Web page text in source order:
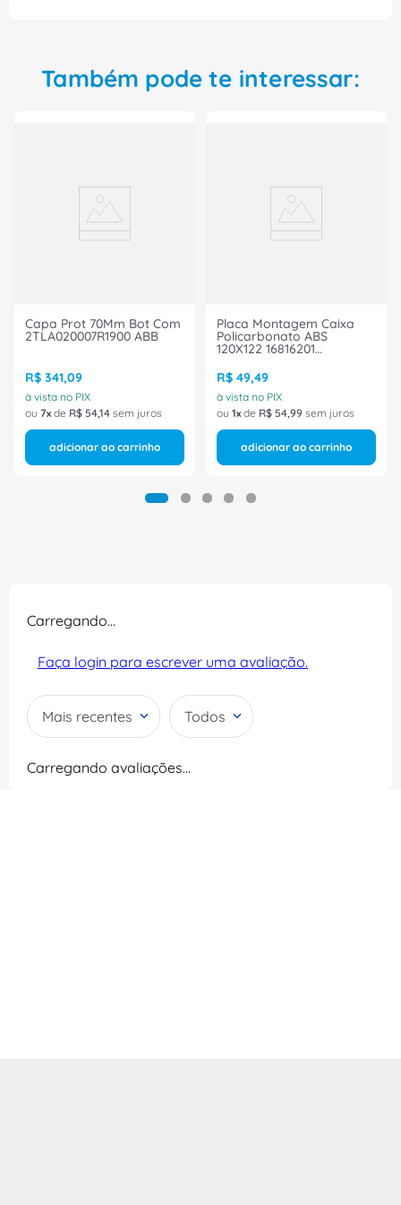
Também pode te interessar:
Capa Prot 70Mm Bot Com
2TLA020007R1900 ABB
R$ 341,09
à vista no PIX
ou 7 de R$ 54,14 sem juros
adicionar ao carrinho
Placa Montagem Caixa
Policarbonato ABS
120X122 16816201
Ace Schmersal
R$ 49,49
à vista no PIX
ou 1 de R$ 54,99 sem juros
adicionar ao carrinho
Carregando…
Faça login para escrever uma avaliação.
Mais recentes Todos
Carregando avaliações…